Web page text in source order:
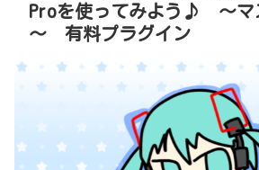
Proを使ってみよう♪ ～マ
～ 有料プラグイン